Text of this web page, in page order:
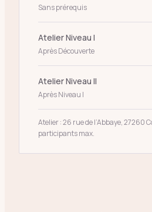
Sans prérequis
Atelier Niveau I
Après Découverte
Atelier Niveau II
Après Niveau I
Atelier : 26 rue de l’Abbaye, 27260
participants max.